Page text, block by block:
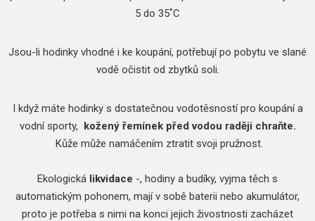
5 do 35˚C
Jsou-li hodinky vhodné i ke koupání, potřebují po pobytu ve slané
vodě očistit od zbytků soli.
I když máte hodinky s dostatečnou vodotěsností pro koupání a
vodní sporty, kožený řemínek před vodou raději chraňte.
Kůže může namáčením ztratit svoji pružnost.
​Ekologická likvidace -, hodiny a budíky, vyjma těch s
automatickým pohonem, mají v sobě baterii nebo akumulátor,
proto je potřeba s nimi na konci jejich živostnosti zacházet